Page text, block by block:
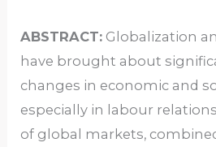
ABSTRACT: Globalization
have brought about
changes in economic and
especially in labour
of global markets,